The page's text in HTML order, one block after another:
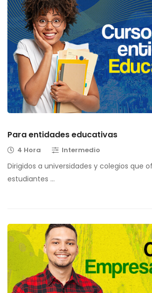
Para entidades educativas
4 Hora Intermedio
Dirigidos a universidades y colegios que
estudiantes …